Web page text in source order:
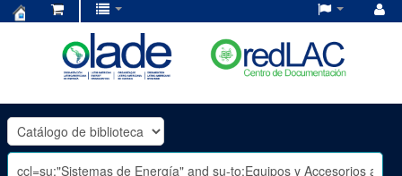
OLADE
-